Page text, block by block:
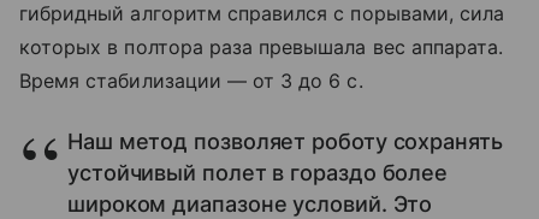
гибридный алгоритм справился с порывами, сила
которых в полтора раза превышала вес аппарата.
Время стабилизации — от 3 до 6 с.
Наш метод позволяет роботу сохранять
устойчивый полет в гораздо более
широком диапазоне условий. Это